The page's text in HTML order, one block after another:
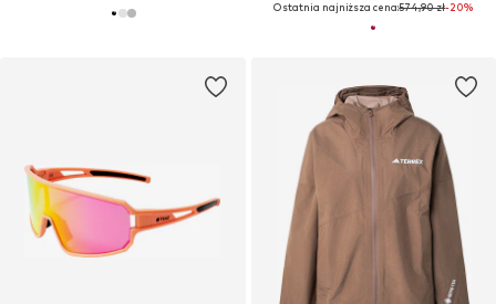
Ostatnia najniższa cena:574,90 zł-20%